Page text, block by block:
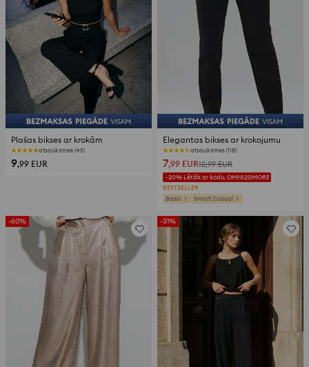
Plašas bikses ar krokām
atsauksmes (45)
9,99 EUR
Elegantas bikses ar krokojumu
atsauksmes (118)
7,99 EUR12,99 EUR
-20% Lētāk ar kodu. OMNI20MORE
BESTSELLER
Basic
Smart Casual
-60% -31%